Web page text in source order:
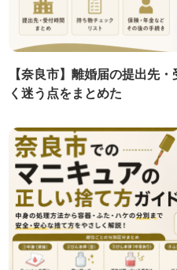
【奈良市】離婚届の提出先
く迷う点をまとめた